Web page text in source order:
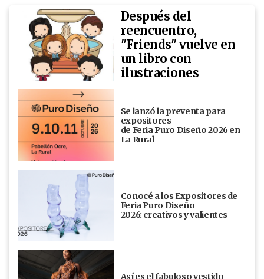
Después del
reencuentro,
"Friends" vuelve en
un libro con
ilustraciones
Se lanzó la preventa para
expositores
de Feria Puro Diseño 2026 en
La Rural
Conocé a los Expositores de
Feria Puro Diseño
2026: creativos y valientes
Así es el fabuloso vestido